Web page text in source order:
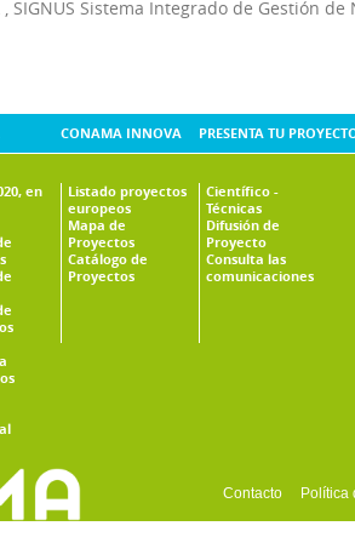
SIGNUS Sistema Integrado de Gestión de
en
CONAMA INNOVA
Listado proyectos
europeos
Mapa de
Proyectos
Catálogo de
Proyectos
PRESENTA TU
Científico -
Técnicas
Difusión de
Proyecto
Consulta las
comunicaciones
Contacto Política